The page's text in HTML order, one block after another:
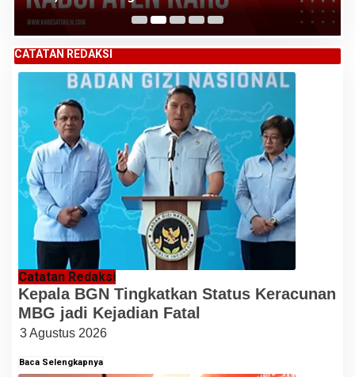
CATATAN REDAKSI
Catatan Redaksi
Kepala BGN Tingkatkan Status Keracunan
MBG jadi Kejadian Fatal
3 Agustus 2026
Baca Selengkapnya